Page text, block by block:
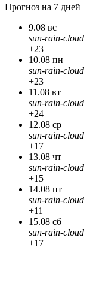
Прогноз на 7 дней
9.08 вс
sun-rain-cloud
+23
10.08 пн
sun-rain-cloud
+23
11.08 вт
sun-rain-cloud
+24
12.08 ср
sun-rain-cloud
+17
13.08 чт
sun-rain-cloud
+15
14.08 пт
sun-rain-cloud
+11
15.08 сб
sun-rain-cloud
+17